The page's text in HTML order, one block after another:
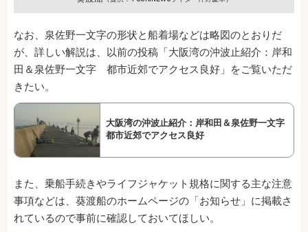
なお、泉佐野一文字の形状と船着場などは略図のとおりだ
が、詳しい解説は、以前の投稿「大阪湾の沖波止紹介：岸和
田＆泉佐野一文字 都市近郊でアクセス良好」をご覧いただ
きたい。
大阪湾の沖波止紹介：岸和田＆泉佐野一文字
都市近郊でアクセス良好
また、乗船手続きやライフジャケット規格に関する主な注意
事項などは、葵渡船のホームページの「お知らせ」に掲載さ
れているので事前に確認しておいてほしい。